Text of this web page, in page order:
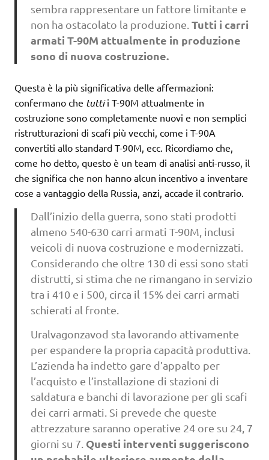
sembra rappresentare un fattore limitante e
non ha ostacolato la produzione. Tutti i carri
armati T-90M attualmente in produzione
sono di nuova costruzione.
Questa è la più significativa delle affermazioni:
confermano che tuttii T-90M attualmente in
costruzione sono completamente nuovi e non semplici
ristrutturazioni di scafi più vecchi, come i T-90A
convertiti allo standard T-90M, ecc. Ricordiamo che,
come ho detto, questo è un team di analisi anti-russo, il
che significa che non hanno alcun incentivo a inventare
cose a vantaggio della Russia, anzi, accade il contrario.
Dall’inizio della guerra, sono stati prodotti
almeno 540-630 carri armati T-90M, inclusi
veicoli di nuova costruzione e modernizzati.
Considerando che oltre 130 di essi sono stati
distrutti, si stima che ne rimangano in servizio
tra i 410 e i 500, circa il 15% dei carri armati
schierati al fronte.
Uralvagonzavod sta lavorando attivamente
per espandere la propria capacità produttiva.
L’azienda ha indetto gare d’appalto per
l’acquisto e l’installazione di stazioni di
saldatura e banchi di lavorazione per gli scafi
dei carri armati. Si prevede che queste
attrezzature saranno operative 24 ore su 24, 7
giorni su 7. Questi interventi suggeriscono